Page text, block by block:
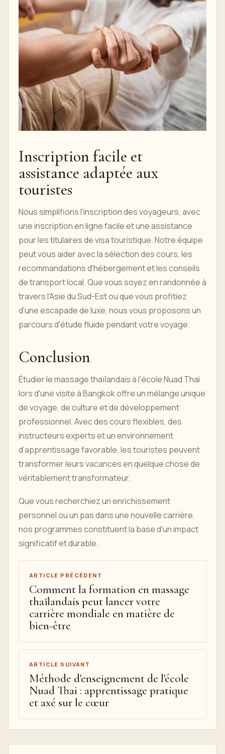
Inscription facile et
assistance adaptée aux
touristes
Nous simplifions l'inscription des voyageurs, avec
une inscription en ligne facile et une assistance
pour les titulaires de visa touristique. Notre équipe
peut vous aider avec la sélection des cours, les
recommandations d'hébergement et les conseils
de transport local. Que vous soyez en randonnée à
travers l'Asie du Sud-Est ou que vous profitiez
d'une escapade de luxe, nous vous proposons un
parcours d'étude fluide pendant votre voyage.
Conclusion
Étudier le massage thaïlandais à l'école Nuad Thai
lors d'une visite à Bangkok offre un mélange unique
de voyage, de culture et de développement
professionnel. Avec des cours flexibles, des
instructeurs experts et un environnement
d’apprentissage favorable, les touristes peuvent
transformer leurs vacances en quelque chose de
véritablement transformateur.
Que vous recherchiez un enrichissement
personnel ou un pas dans une nouvelle carrière,
nos programmes constituent la base d'un impact
significatif et durable.
ARTICLE PRÉCÉDENT
Comment la formation en massage
thaïlandais peut lancer votre
carrière mondiale en matière de
bien-être
ARTICLE SUIVANT
Méthode d'enseignement de l'école
Nuad Thai : apprentissage pratique
et axé sur le cœur